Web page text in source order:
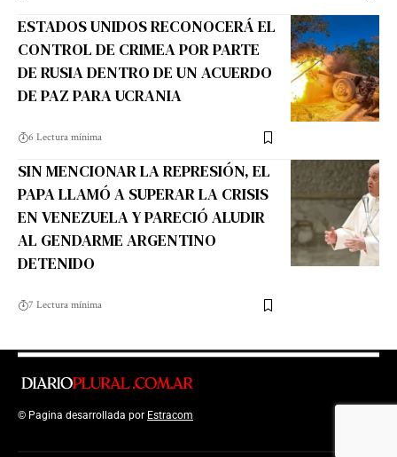
ESTADOS UNIDOS RECONOCERÁ EL
CONTROL DE CRIMEA POR PARTE
DE RUSIA DENTRO DE UN ACUERDO
DE PAZ PARA UCRANIA
6 Lectura mínima
SIN MENCIONAR LA REPRESIÓN, EL
PAPA LLAMÓ A SUPERAR LA CRISIS
EN VENEZUELA Y PARECIÓ ALUDIR
AL GENDARME ARGENTINO
DETENIDO
7 Lectura mínima
© Pagina desarrollada por Estracom